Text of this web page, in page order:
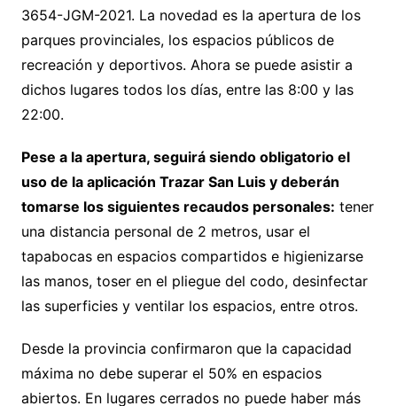
3654-JGM-2021. La novedad es la apertura de los
parques provinciales, los espacios públicos de
recreación y deportivos. Ahora se puede asistir a
dichos lugares todos los días, entre las 8:00 y las
22:00.
Pese a la apertura, seguirá siendo obligatorio el
uso de la aplicación Trazar San Luis y deberán
tomarse los siguientes recaudos personales: tener
una distancia personal de 2 metros, usar el
tapabocas en espacios compartidos e higienizarse
las manos, toser en el pliegue del codo, desinfectar
las superficies y ventilar los espacios, entre otros.
Desde la provincia confirmaron que la capacidad
máxima no debe superar el 50% en espacios
abiertos. En lugares cerrados no puede haber más